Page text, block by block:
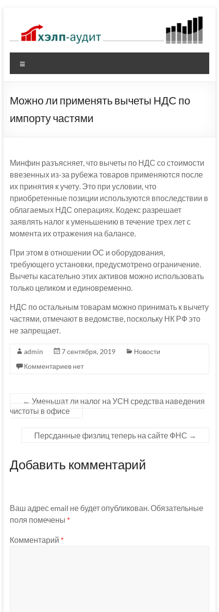
содержимому
Можно ли применять вычеты НДС по
импорту частями
Минфин разъясняет, что вычеты по НДС со стоимости
ввезенных из-за рубежа товаров применяются после
их принятия к учету. Это при условии, что
приобретенные позиции используются впоследствии в
облагаемых НДС операциях. Кодекс разрешает
заявлять налог к уменьшению в течение трех лет с
момента их отражения на балансе.
При этом в отношении ОС и оборудования,
требующего установки, предусмотрено ограничение.
Вычеты касательно этих активов можно использовать
только целиком и единовременно.
НДС по остальным товарам можно принимать к вычету
частями, отмечают в ведомстве, поскольку НК РФ это
не запрещает.
admin 7 сентября, 2019
Новости
Комментариев нет
← Уменьшат ли налог на УСН средства наведения
чистоты в офисе
Персданные физлиц теперь на сайте ФНС →
Добавить комментарий
Ваш адрес email не будет опубликован. Обязательные
поля помечены *
Комментарий *